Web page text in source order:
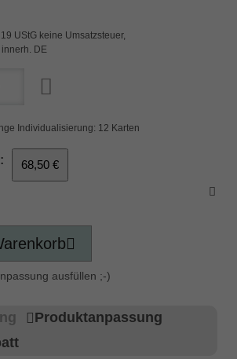
UStG keine Umsatzsteuer,
DE
Individualisierung: 12 Karten
68,50 €
ausfüllen ;-)
Produktanpassung